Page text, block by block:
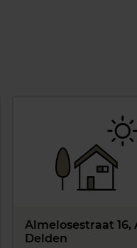
Almelosestraat 16,
Delden